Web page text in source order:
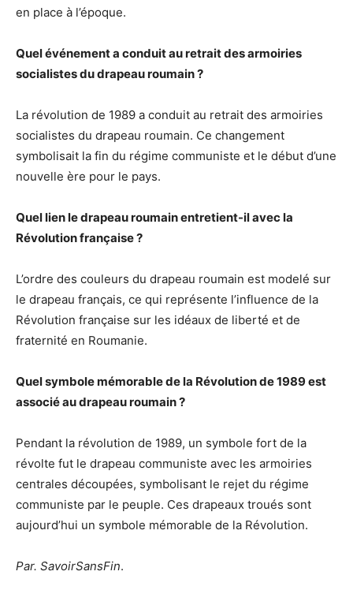
en place à l’époque.
Quel événement a conduit au retrait des armoiries
socialistes du drapeau roumain ?
La révolution de 1989 a conduit au retrait des armoiries
socialistes du drapeau roumain. Ce changement
symbolisait la fin du régime communiste et le début d’une
nouvelle ère pour le pays.
Quel lien le drapeau roumain entretient-il avec la
Révolution française ?
L’ordre des couleurs du drapeau roumain est modelé sur
le drapeau français, ce qui représente l’influence de la
Révolution française sur les idéaux de liberté et de
fraternité en Roumanie.
Quel symbole mémorable de la Révolution de 1989 est
associé au drapeau roumain ?
Pendant la révolution de 1989, un symbole fort de la
révolte fut le drapeau communiste avec les armoiries
centrales découpées, symbolisant le rejet du régime
communiste par le peuple. Ces drapeaux troués sont
aujourd’hui un symbole mémorable de la Révolution.
Par. SavoirSansFin.